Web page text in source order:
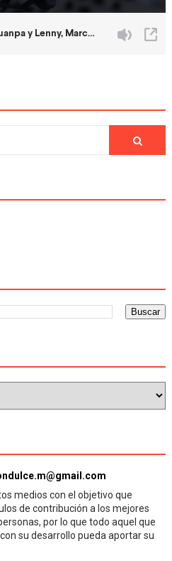
medios con el objetivo que
de contribución a los mejores
por lo que todo aquel que
su desarrollo pueda aportar su